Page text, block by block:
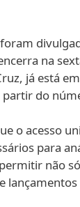
na
já está
partir do
o acesso
para
não
lançamentos